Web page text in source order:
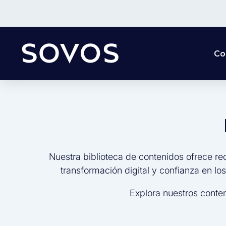
Nuestra biblioteca de contenidos ofrece
transformación digital y confianza en
Explora nuestros